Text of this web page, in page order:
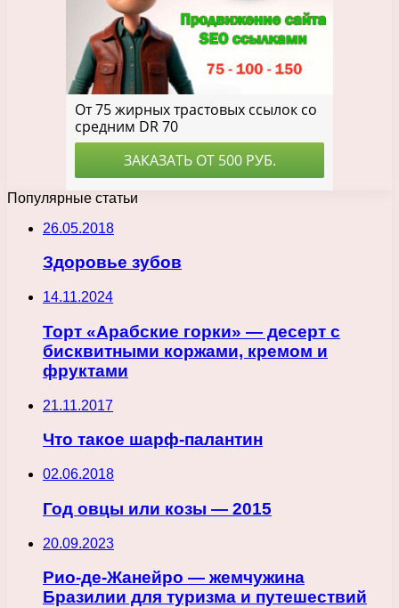
Популярные статьи
26.05.2018
Здоровье зубов
14.11.2024
Торт «Арабские горки» — десерт с
бисквитными коржами, кремом и
фруктами
21.11.2017
Что такое шарф-палантин
02.06.2018
Год овцы или козы — 2015
20.09.2023
Рио-де-Жанейро — жемчужина
Бразилии для туризма и путешествий